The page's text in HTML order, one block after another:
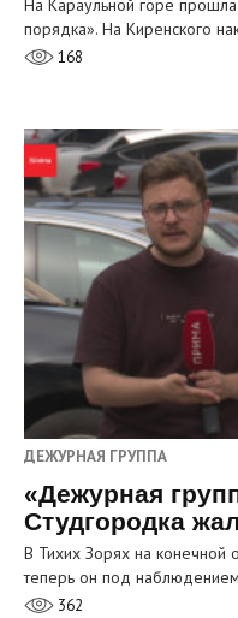
На Караульной горе
порядка». На Киренского
168
ДЕЖУРНАЯ ГРУППА
«Дежурная
Студгородка
В Тихих Зорях на конечной
теперь он под
362